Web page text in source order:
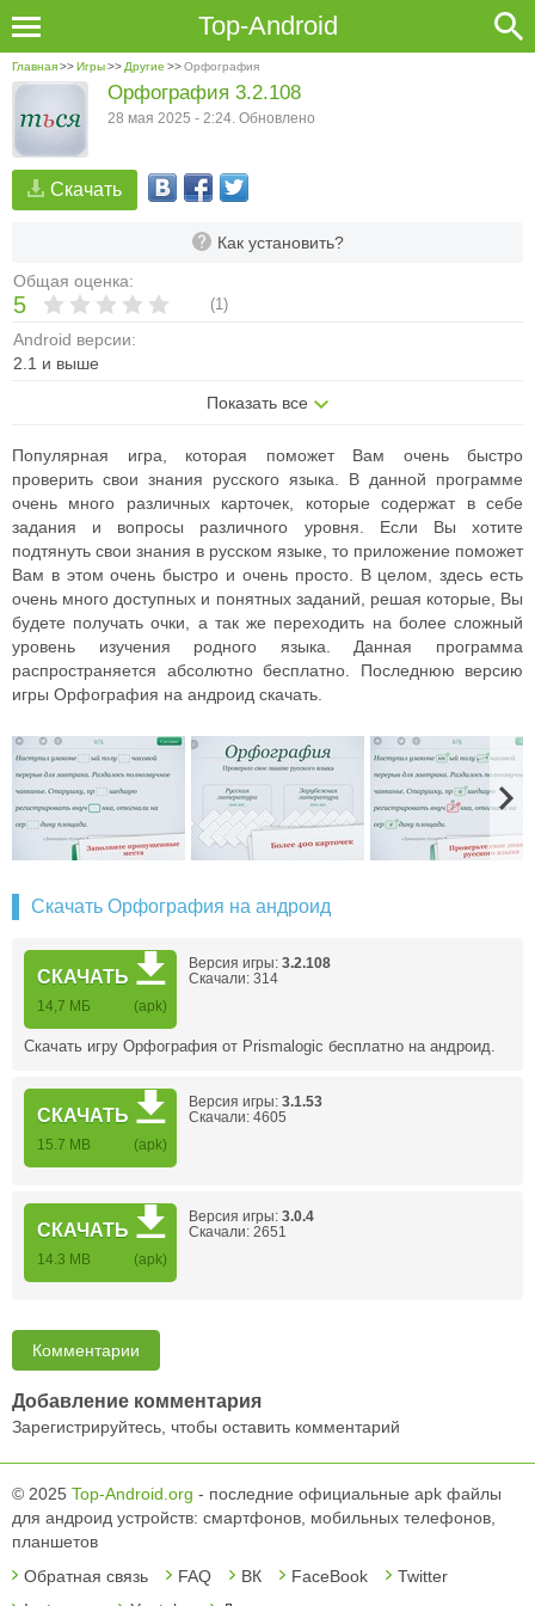
Top-Android
Главная>>Игры>> Другие >>Орфография
Скачать
Как установить?
Общая оценка:
5 (1)
Android версии:
2.1 и выше
Показать все
Орфография 3.2.108
28 мая 2025 - 2:24. Обновлено
Популярная игра, которая поможет Вам очень быстро
проверить свои знания русского языка. В данной программе
очень много различных карточек, которые содержат в себе
задания и вопросы различного уровня. Если Вы хотите
подтянуть свои знания в русском языке, то приложение поможет
Вам в этом очень быстро и очень просто. В целом, здесь есть
очень много доступных и понятных заданий, решая которые, Вы
будете получать очки, а так же переходить на более сложный
уровень изучения родного языка. Данная программа
распространяется абсолютно бесплатно. Последнюю версию
игры Орфография на андроид скачать.
Скачать Орфография на андроид
СКАЧАТЬ
14,7 МБ (apk)
Версия игры: 3.2.108
Скачали: 314
Скачать игру Орфография от Prismalogic бесплатно на андроид.
СКАЧАТЬ
15.7 MB (apk)
Версия игры: 3.1.53
Скачали: 4605
СКАЧАТЬ
14.3 MB (apk)
Версия игры: 3.0.4
Скачали: 2651
Комментарии
Добавление комментария
Зарегистрируйтесь, чтобы оставить комментарий
© 2025 Top-Android.org - последние официальные apk файлы
для андроид устройств: смартфонов, мобильных телефонов,
планшетов
Обратная связь
FAQ ВК FaceBook
Twitter